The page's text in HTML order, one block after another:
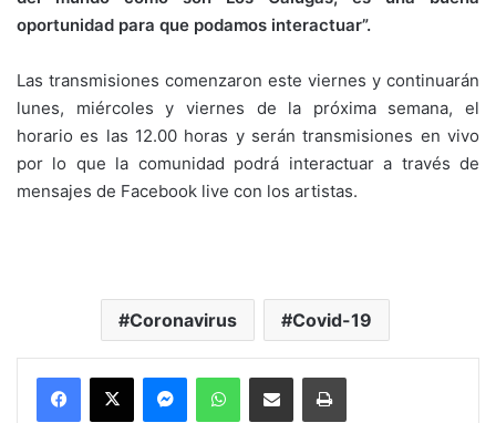
oportunidad para que podamos interactuar”.
Las transmisiones comenzaron este viernes y continuarán
lunes, miércoles y viernes de la próxima semana, el
horario es las 12.00 horas y serán transmisiones en vivo
por lo que la comunidad podrá interactuar a través de
mensajes de Facebook live con los artistas.
Coronavirus Covid-19